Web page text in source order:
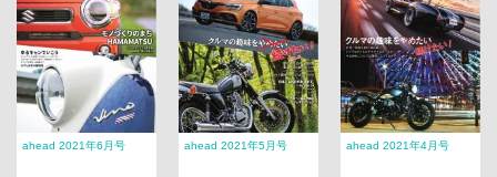
ahead 2021年6月号 ahead 2021年5月号 ahead 2021年4月号